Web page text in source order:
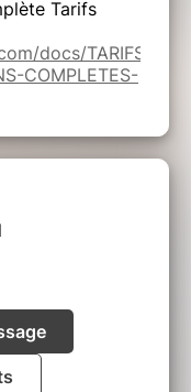
Tarifs
docs/TARIFS-
COMPLETES-